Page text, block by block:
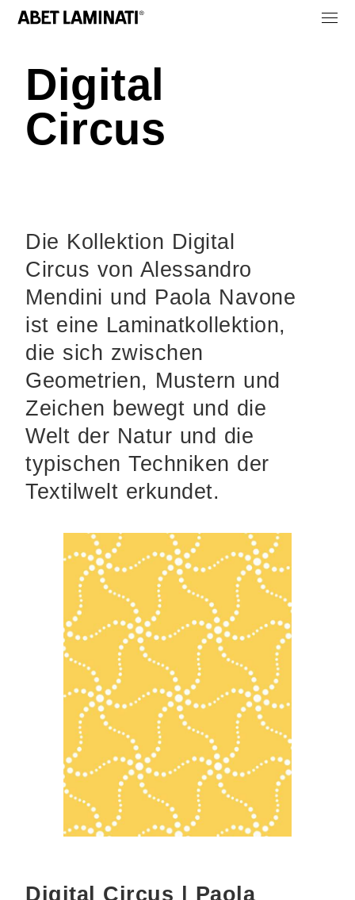
Digital
Circus
Die Kollektion Digital
Circus von Alessandro
Mendini und Paola Navone
ist eine Laminatkollektion,
die sich zwischen
Geometrien, Mustern und
Zeichen bewegt und die
Welt der Natur und die
typischen Techniken der
Textilwelt erkundet.
Digital Circus | Paola